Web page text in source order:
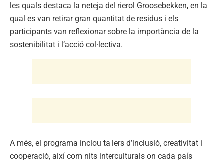
les quals destaca la neteja del rierol Groosebekken, en la
qual es van retirar gran quantitat de residus i els
participants van reflexionar sobre la importància de la
sostenibilitat i l’acció col·lectiva.
A més, el programa inclou tallers d’inclusió, creativitat i
cooperació, així com nits interculturals on cada país